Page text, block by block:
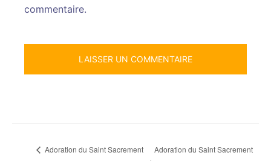
commentaire.
Adoration du Saint Sacrement Adoration du Saint Sacrement